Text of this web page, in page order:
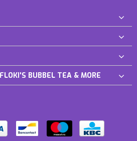
BUBBEL TEA & MORE